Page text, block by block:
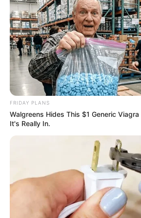
Surgeons: This Simple Method
Arthritis! Try It!
FRIDAY PLANS
Walgreens Hides This $1 Generic
It's Really In.